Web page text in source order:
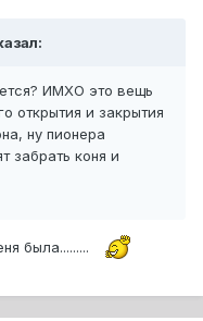
ИМХО это вещь
открытия и закрытия
ну пионера
забрать коня и
была.........